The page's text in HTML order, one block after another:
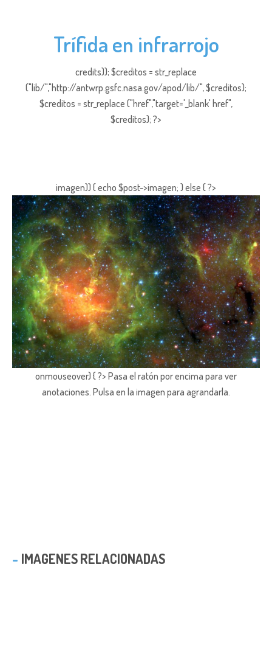
Trífida en infrarrojo
credits)); $creditos = str_replace
("lib/","http://antwrp.gsfc.nasa.gov/apod/lib/", $creditos);
$creditos = str_replace ("href","target='_blank' href",
$creditos); ?>
imagen)) { echo $post->imagen; } else { ?>
onmouseover) { ?> Pasa el ratón por encima para ver
anotaciones. Pulsa en la imagen para agrandarla.
IMAGENES RELACIONADAS